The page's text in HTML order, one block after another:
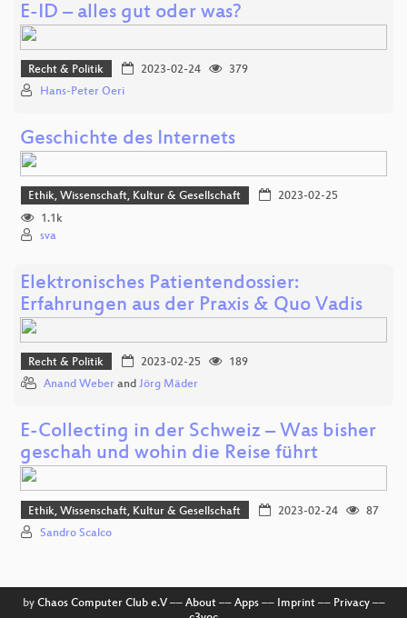
E-ID – alles gut oder was?
Recht & Politik 2023-02-24
379
Hans-Peter Oeri
Geschichte des Internets
Ethik, Wissenschaft, Kultur & Gesellschaft
2023-02-25
1.1k
sva
Elektronisches Patientendossier:
Erfahrungen aus der Praxis & Quo Vadis
Recht & Politik 2023-02-25
189
Anand Weber and Jörg Mäder
E-Collecting in der Schweiz – Was bisher
geschah und wohin die Reise führt
Ethik, Wissenschaft, Kultur & Gesellschaft 2023-02-24
87
Sandro Scalco
by Chaos Computer Club e.V–– About–– Apps–– Imprint–– Privacy––